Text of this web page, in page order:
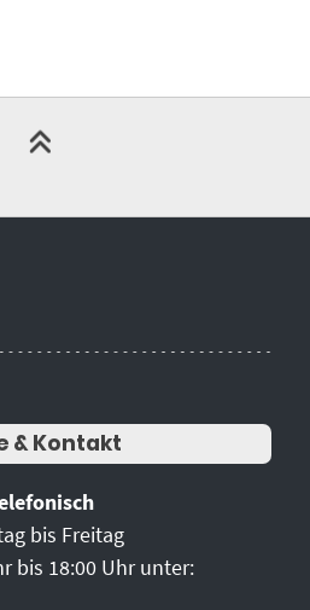
& Kontakt
bis Freitag
bis 18:00 Uhr unter: